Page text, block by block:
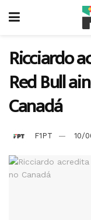
Ricciardo
Red Bull
Canadá
F1PT 10/